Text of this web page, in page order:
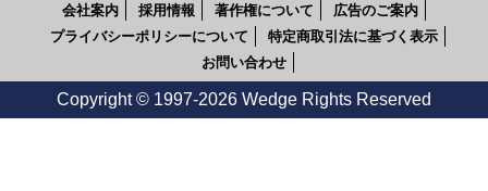
会社案内 採用情報 著作権について
広告のご案内
プライバシーポリシーについて
特定商取引法に基づく表示
お問い合わせ
Copyright © 1997-2026 Wedge Rights Reserved